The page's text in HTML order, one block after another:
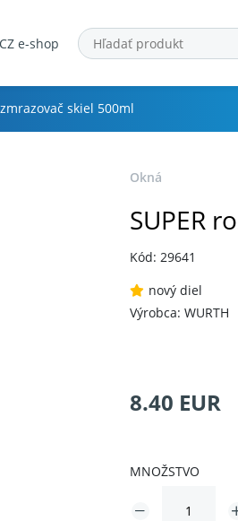
e-shop
skiel 500ml
Okná
SUPER
Kód: 29641
nový diel
Výrobca: WURTH
8.40 EUR
MNOŽSTVO